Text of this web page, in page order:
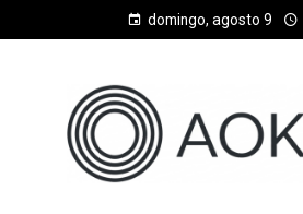
domingo, agosto 9